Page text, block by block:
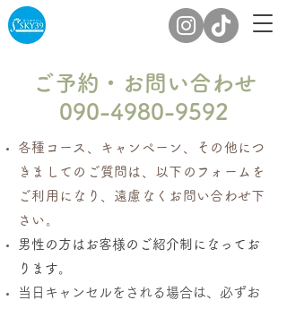
​ご予約・お問い合わせ
090-4980-9592
各種コース、キャンペーン、その他につ
きましてのご質問は、以下のフォームを
ご利用になり、遠慮なくお問い合わせ下
さい。​
男性の方はお客様のご紹介制になってお
ります。
当日キャンセルをされる場合は、必ずお